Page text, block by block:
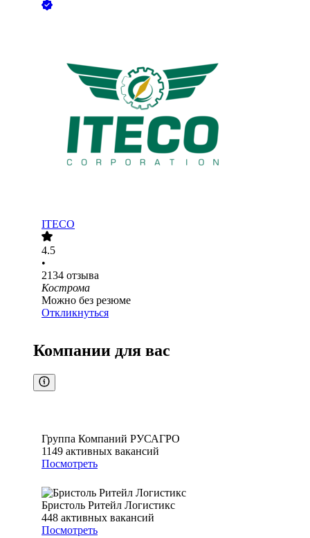
ITECO
4.5
•
2134 отзыва
Кострома
Можно без резюме
Откликнуться
Компании для вас
Группа Компаний РУСАГРО
1149 активных вакансий
Посмотреть
Бристоль Ритейл Логистикс
448 активных вакансий
Посмотреть